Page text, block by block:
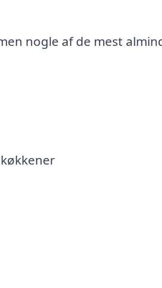
nogle af de mest